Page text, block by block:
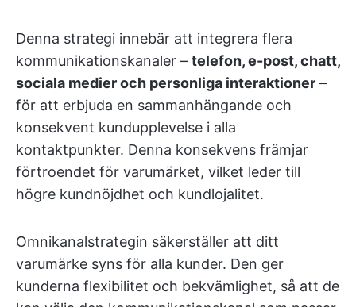
Denna strategi innebär att integrera flera
kommunikationskanaler – telefon, e-post, chatt,
sociala medier och personliga interaktioner –
för att erbjuda en sammanhängande och
konsekvent kundupplevelse i alla
kontaktpunkter. Denna konsekvens främjar
förtroendet för varumärket, vilket leder till
högre kundnöjdhet och kundlojalitet.
Omnikanalstrategin säkerställer att ditt
varumärke syns för alla kunder. Den ger
kunderna flexibilitet och bekvämlighet, så att de